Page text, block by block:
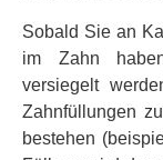
Sobald Sie an
im Zahn
versiegelt
Zahnfüllungen
bestehen